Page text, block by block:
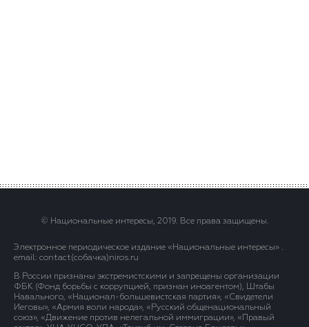
© Национальные интересы, 2019. Все права защищены.
Электронное периодическое издание «Национальные интересы» .
email: contact(сoбaчка)niros.ru
В России признаны экстремистскими и запрещены организации
ФБК (Фонд борьбы с коррупцией, признан иноагентом), Штабы
Навального, «Национал-большевистская партия», «Свидетели
Иеговы», «Армия воли народа», «Русский общенациональный
союз», «Движение против нелегальной иммиграции», «Правый